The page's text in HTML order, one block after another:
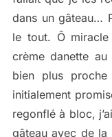
dans un gâteau…
le tout. Ô
crème danette
bien plus
initialement
regonflé à bloc,
gâteau avec de la